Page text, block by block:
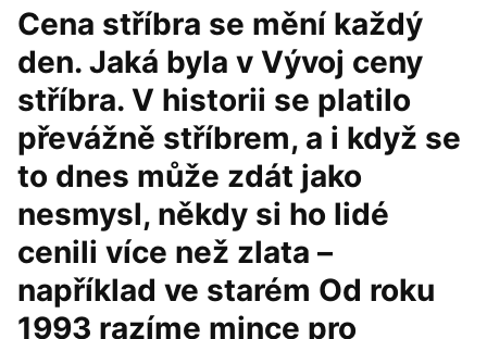
Cena stříbra se mění každý
den. Jaká byla v Vývoj ceny
stříbra. V historii se platilo
převážně stříbrem, a i když se
to dnes může zdát jako
nesmysl, někdy si ho lidé
cenili více než zlata –
například ve starém Od roku
1993 razíme mince pro